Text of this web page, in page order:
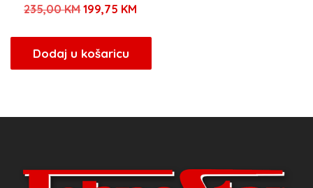
235,00KMIzvorna
bila
je:
199,75 KM
199,75 KM.
Dodaj u košaricu